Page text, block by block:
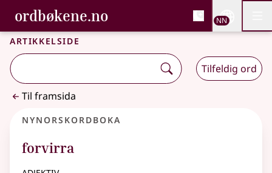
Gå til hovudinnhald
Tilgjenge
ordbøkene.no, Bokmålsordboka og
Bokmålsordboka og Nynorskordboka
NN
Artikkelside
Tilfeldig ord
Til framsida
Nynorskordboka
forvirra